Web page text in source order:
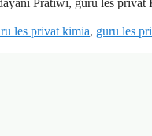
Pratiwi, guru les
les privat kimia, guru les